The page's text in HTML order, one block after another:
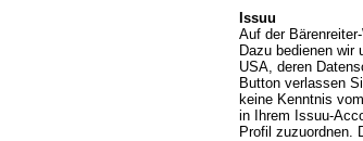
Issuu
Auf der
Dazu bedienen
USA, deren
Button verlassen
keine Kenntnis
in Ihrem Issuu-
Profil zuzuordnen.